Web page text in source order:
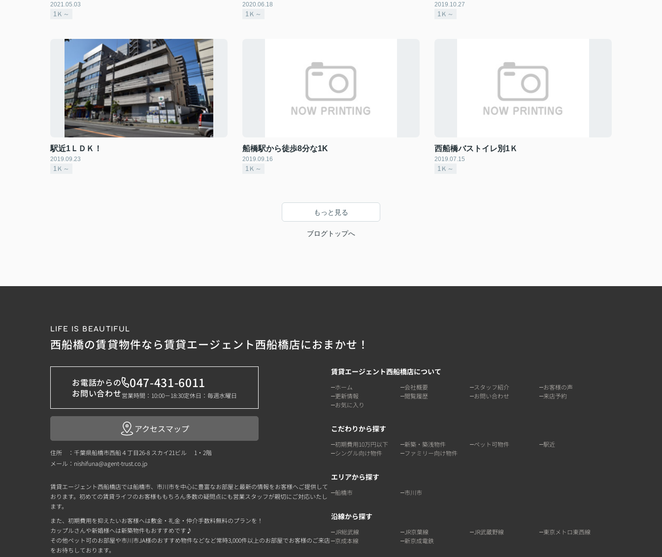
2021.05.03
1Ｋ～
2020.06.18
1Ｋ～
2019.10.27
1Ｋ～
駅近1ＬＤＫ！
2019.09.23
1Ｋ～
船橋駅から徒歩8分な1K
2019.09.16
1Ｋ～
西船橋バストイレ別1Ｋ
2019.07.15
1Ｋ～
もっと見る
ブログトップへ
LIFE IS BEAUTIFUL
西船橋の賃貸物件なら賃貸エージェント西船橋店におまかせ！
お電話からの
お問い合わせ
047-431-6011
営業時間：10:00－18:30定休日：毎週水曜日
アクセスマップ
住所 ：千葉県船橋市西船４丁目26-8 スカイ21ビル 1・2階
メール： nishifuna@agent-trust.co.jp
賃貸エージェント西船橋店では船橋市、市川市を中心に豊富なお部屋と最新の情報をお客様へご提供して
おります。初めての賃貸ライフのお客様ももちろん多数の疑問点にも営業スタッフが親切にご対応いたし
ます。
また、初期費用を抑えたいお客様へは敷金・礼金・仲介手数料無料のプランを！
カップルさんや新婚様へは新築物件もおすすめです♪
その他ペット可のお部屋や市川市JA様のおすすめ物件などなど常時3,000件以上のお部屋でお客様のご来店
をお待ちしております。
賃貸エージェント西船橋店について
ホーム 会社概要 スタッフ紹介
お客様の声
更新情報
閲覧履歴 お問い合わせ
来店予約
お気に入り
こだわりから探す
初期費用10万円以下 新築・築浅物件 ペット可物件
駅近
シングル向け物件
ファミリー向け物件
エリアから探す
船橋市 市川市
沿線から探す
JR総武線 JR京葉線 JR武蔵野線
東京メトロ東西線
京成本線
新京成電鉄